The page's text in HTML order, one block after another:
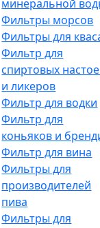
минеральной
Фильтры морсов
Фильтры для
Фильтр для
спиртовых
и ликеров
Фильтр для водки
Фильтр для
коньяков и
Фильтр для вина
Фильтры для
производителей
пива
Фильтры для